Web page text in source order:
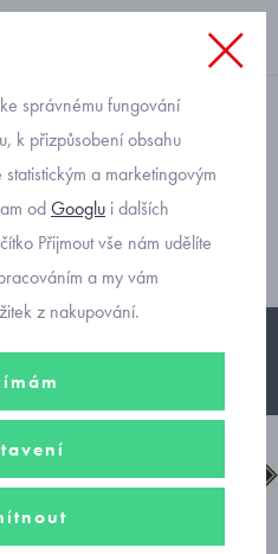
gore-tex
8500
správnému fungování
k přizpůsobení obsahu
a marketingovým
odGooglu i dalších
Přijmout vše nám udělíte
a my vám
z nakupování.